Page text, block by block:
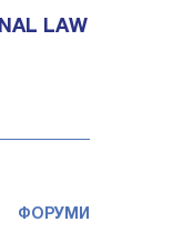
LAW
ФОРУМИ